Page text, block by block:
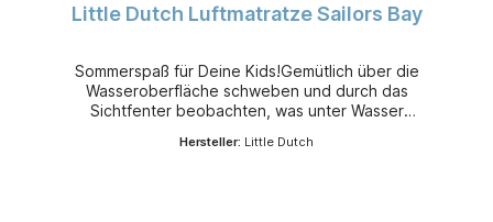
Little Dutch Luftmatratze Sailors Bay
Sommerspaß für Deine Kids!Gemütlich über die
Wasseroberfläche schweben und durch das
Sichtfenter beobachten, was unter Wasser
Dutch sorgt für Urlaubsstimmung im eigenen
Hersteller: Little Dutch